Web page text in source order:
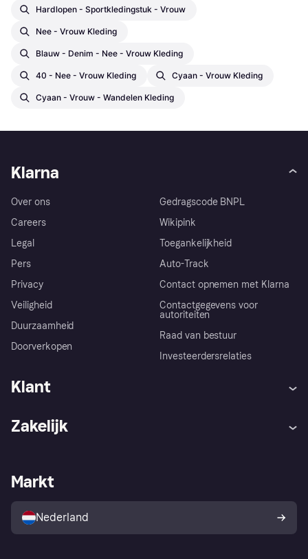
Hardlopen - Sportkledingstuk - Vrouw
Nee - Vrouw Kleding
Blauw - Denim - Nee - Vrouw Kleding
40 - Nee - Vrouw Kleding Cyaan - Vrouw Kleding
Cyaan - Vrouw - Wandelen Kleding
Klarna
Over ons
Careers
Legal
Pers
Privacy
Veiligheid
Duurzaamheid
Doorverkopen
Gedragscode BNPL
Wikipink
Toegankelijkheid
Auto-Track
Contact opnemen met Klarna
Contactgegevens voor
autoriteiten
Raad van bestuur
Investeerdersrelaties
Klant
Winkeloverzicht
Kopersbescherming voor
consumenten
Zakelijk
Zakelijke login
Markt
Nederland